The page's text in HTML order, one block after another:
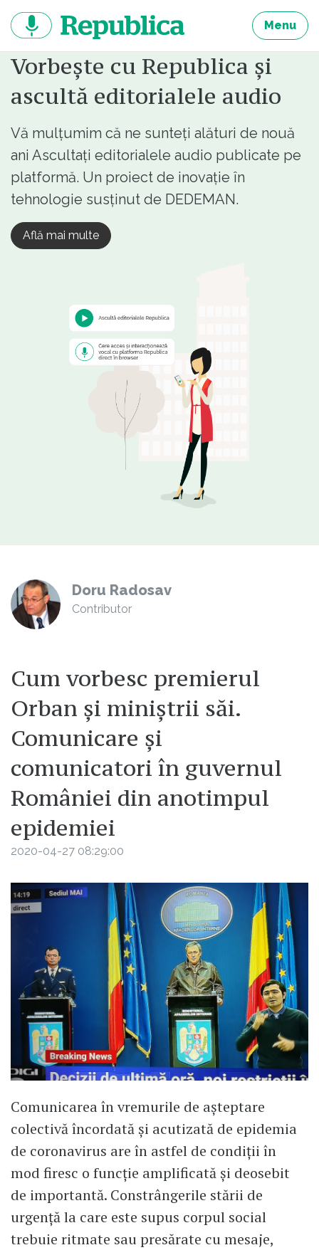
continut
Menu
Vorbește cu Republica și
ascultă editorialele audio
Vă mulțumim că ne sunteți alături de nouă
ani Ascultați editorialele audio publicate pe
platformă. Un proiect de inovație în
tehnologie susținut de DEDEMAN.
Află mai multe
Doru Radosav
Contributor
Cum vorbesc premierul
Orban și miniștrii săi.
Comunicare și
comunicatori în guvernul
României din anotimpul
epidemiei
2020-04-27 08:29:00
Comunicarea în vremurile de așteptare
colectivă încordată și acutizată de epidemia
de coronavirus are în astfel de condiții în
mod firesc o funcție amplificată și deosebit
de importantă. Constrângerile stării de
urgență la care este supus corpul social
trebuie ritmate sau presărate cu mesaje,